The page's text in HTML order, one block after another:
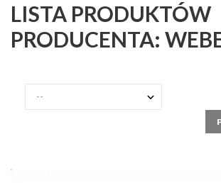
LISTA PRODUKTÓW
PRODUCENTA: